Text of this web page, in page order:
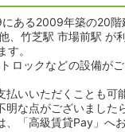
ある2009年築の20階
竹芝駅 市場前駅 が
。
ロックなどの設備が
いいただくことも可
な点がございました
「高級賃貸Pay」へお